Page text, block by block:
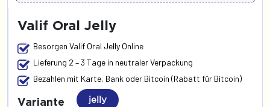
Valif Oral Jelly
Besorgen Valif Oral Jelly Online
Lieferung 2 – 3 Tage in neutraler Verpackung
Bezahlen mit Karte, Bank oder Bitcoin (Rabatt für Bitcoin)
Variante jelly